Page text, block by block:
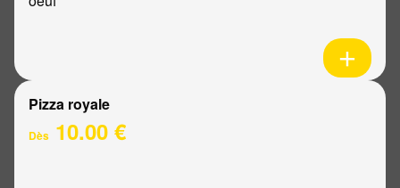
Pizza royale
Dès 10.00 €